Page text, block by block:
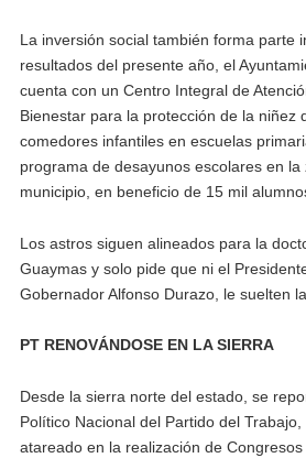
La inversión social también forma parte
resultados del presente año, el
cuenta con un Centro Integral de
Bienestar para la protección de la niñez
comedores infantiles en escuelas
programa de desayunos escolares en
municipio, en beneficio de 15 mil
Los astros siguen alineados para la
Guaymas y solo pide que ni el
Gobernador Alfonso Durazo, le suelten
PT RENOVÁNDOSE EN LA SIERRA
Desde la sierra norte del estado, se
Político Nacional del Partido del
atareado en la realización de